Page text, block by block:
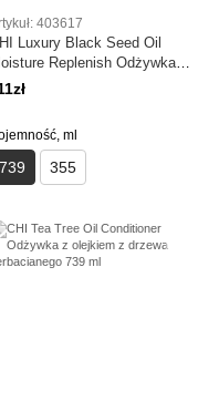
403617
Luxury Black Seed Oil
Replenish Odżywka
ml
ml
739 355